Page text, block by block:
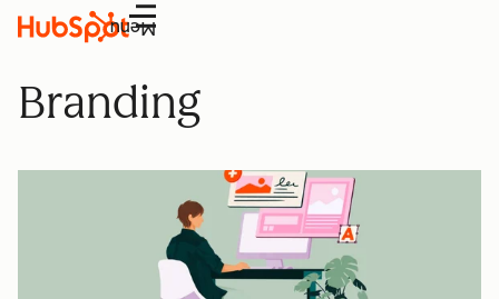
Menu
Branding